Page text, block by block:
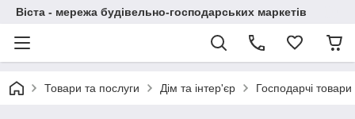
Віста - мережа будівельно-господарських маркетів
Товари та послуги Дім та інтер'єр Господарчі товари